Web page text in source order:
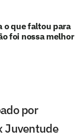
o que faltou para
foi nossa melhor
por
Juventude